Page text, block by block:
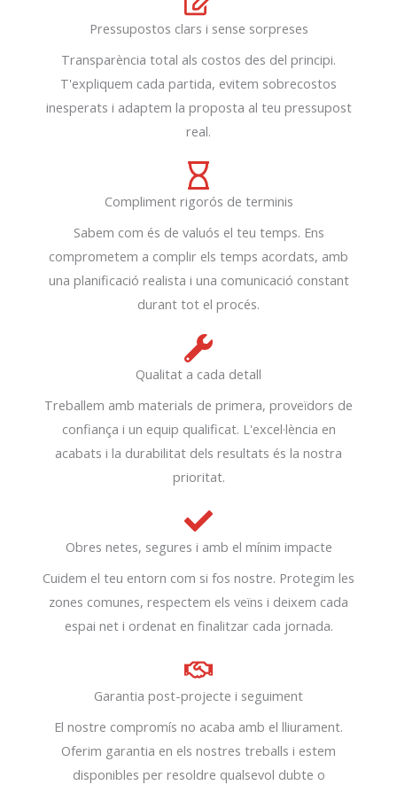
Pressupostos clars i sense sorpreses
Transparència total als costos des del principi.
T'expliquem cada partida, evitem sobrecostos
inesperats i adaptem la proposta al teu pressupost
real.
Compliment rigorós de terminis
Sabem com és de valuós el teu temps. Ens
comprometem a complir els temps acordats, amb
una planificació realista i una comunicació constant
durant tot el procés.
Qualitat a cada detall
Treballem amb materials de primera, proveïdors de
confiança i un equip qualificat. L'excel·lència en
acabats i la durabilitat dels resultats és la nostra
prioritat.
Obres netes, segures i amb el mínim impacte
Cuidem el teu entorn com si fos nostre. Protegim les
zones comunes, respectem els veïns i deixem cada
espai net i ordenat en finalitzar cada jornada.
Garantia post-projecte i seguiment
El nostre compromís no acaba amb el lliurament.
Oferim garantia en els nostres treballs i estem
disponibles per resoldre qualsevol dubte o